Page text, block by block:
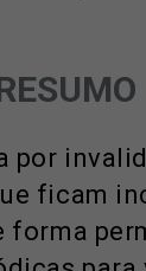
por
ficam